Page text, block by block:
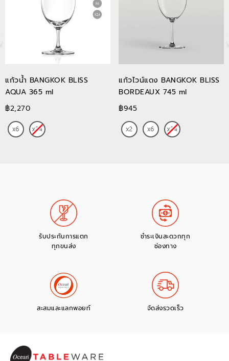
แก้วน้ำ BANGKOK BLISS
AQUA 365 ml
฿2,270
แก้วไวน์แดง BANGKOK BLISS
BORDEAUX 745 ml
฿945
รับประกันการแตก
ทุกขนส่ง
ชำระเงินสะดวกทุก
ช่องทาง
สะสมและแลกพอยท์ จัดส่งรวดเร็ว